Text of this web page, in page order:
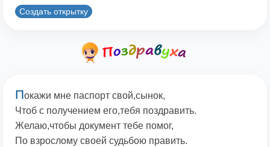
Создать открытку
Покажи мне паспорт свой,сынок,
Чтоб с получением его,тебя поздравить.
Желаю,чтобы документ тебе помог,
По взрослому своей судьбою править.